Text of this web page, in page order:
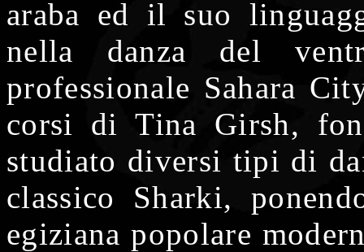
araba ed il suo
nella danza del
professionale Sahara
corsi di Tina Girsh,
studiato diversi tipi di
classico Sharki,
egiziana popolare